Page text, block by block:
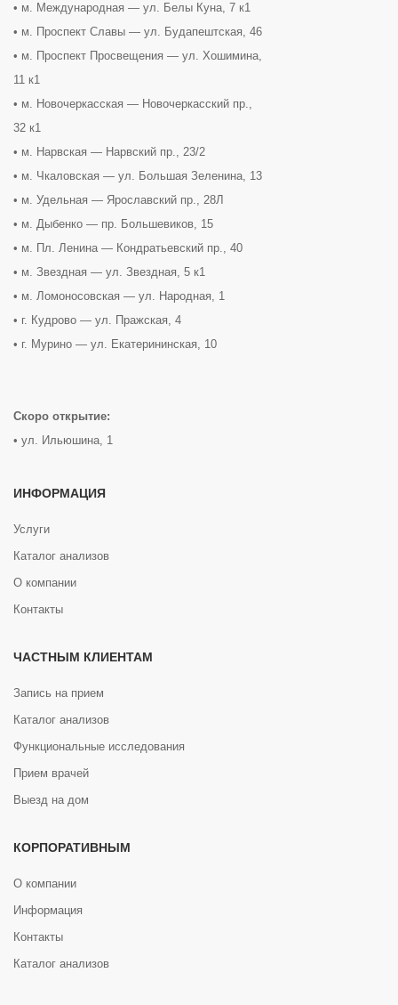
• м. Международная — ул. Белы Куна, 7 к1
• м. Проспект Славы — ул. Будапештская, 46
• м. Проспект Просвещения — ул. Хошимина,
11 к1
• м. Новочеркасская — Новочеркасский пр.,
32 к1
• м. Нарвская — Нарвский пр., 23/2
• м. Чкаловская — ул. Большая Зеленина, 13
• м. Удельная — Ярославский пр., 28Л
• м. Дыбенко — пр. Большевиков, 15
• м. Пл. Ленина — Кондратьевский пр., 40
• м. Звездная — ул. Звездная, 5 к1
• м. Ломоносовская — ул. Народная, 1
• г. Кудрово — ул. Пражская, 4
• г. Мурино — ул. Екатерининская, 10
Скоро открытие:
• ул. Ильюшина, 1
ИНФОРМАЦИЯ
Услуги
Каталог анализов
О компании
Контакты
ЧАСТНЫМ КЛИЕНТАМ
Запись на прием
Каталог анализов
Функциональные исследования
Прием врачей
Выезд на дом
КОРПОРАТИВНЫМ
О компании
Информация
Контакты
Каталог анализов